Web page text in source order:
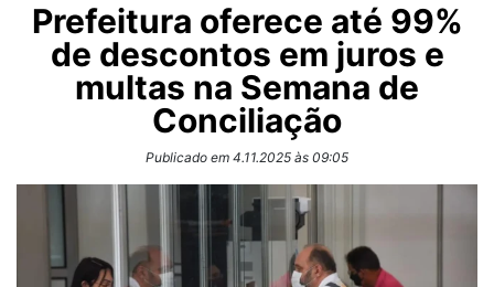
Prefeitura oferece até 99%
de descontos em juros e
multas na Semana de
Conciliação
Publicado em 4.11.2025 às 09:05